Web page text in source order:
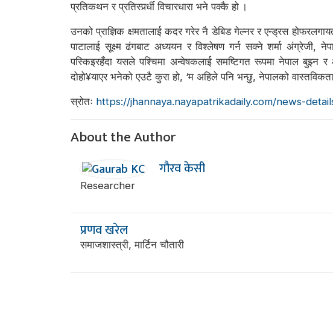
प्रतिकथन र प्रतिस्पर्र्धी विचारधारा भने पक्कै हो ।
उनको प्राज्ञिक क्षमतालाई कदर गरेर नै डेबिड गेल्नर र एन्ड्रस
पाटालाई सूक्ष्म ढंगबाट अध्ययन र विश्लेषण गर्न सक्ने शर्मा अंग्रेजी,
पस्किइरहँदा यसले पश्चिमा अन्वेषकलाई समष्टिगत रूपमा नेपाल बुझ्न र
दोहो¥याएर भनेको एउटै कुरा हो, ‘म अहिले पनि भन्छु, नेपालको
स्रोतः https://jhannaya.nayapatrikadaily.com/news-
About the Author
गौरव केसी
Researcher
प्रणव खरेल
समाजशास्त्री, मार्टिन चौतारी